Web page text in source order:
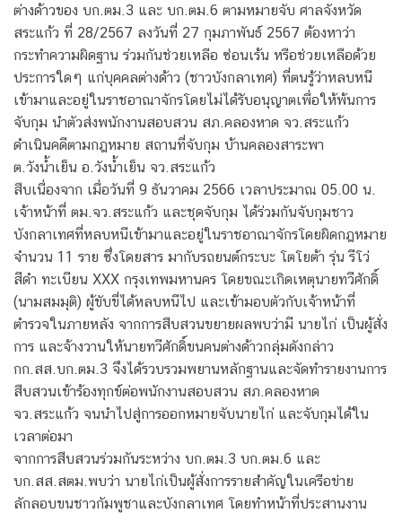
ต่างด้าวของ บก.ตม.3 และ บก.ตม.6 ตามหมายจับ ศาลจังหวัด
สระแก้ว ที่ 28/2567 ลงวันที่ 27 กุมภาพันธ์ 2567 ต้องหาว่า
กระทำความผิดฐาน ร่วมกันช่วยเหลือ ซ่อนเร้น หรือช่วยเหลือด้วย
ประการใดๆ แก่บุคคลต่างด้าว (ชาวบังกลาเทศ) ที่ตนรู้ว่าหลบหนี
เข้ามาและอยู่ในราชอาณาจักรโดยไม่ได้รับอนุญาตเพื่อให้พ้นการ
จับกุม นำตัวส่งพนักงานสอบสวน สภ.คลองหาด จว.สระแก้ว
ดำเนินคดีตามกฎหมาย สถานที่จับกุม บ้านคลองสาระพา
ต.วังน้ำเย็น อ.วังน้ำเย็น จว.สระแก้ว
สืบเนื่องจาก เมื่อวันที่ 9 ธันวาคม 2566 เวลาประมาณ 05.00 น.
เจ้าหน้าที่ ตม.จว.สระแก้ว และชุดจับกุม ได้ร่วมกันจับกุมชาว
บังกลาเทศที่หลบหนีเข้ามาและอยู่ในราชอาณาจักรโดยผิดกฎหมาย
จำนวน 11 ราย ซึ่งโดยสาร มากับรถยนต์กระบะ โตโยต้า รุ่น รีโว่
สีดำ ทะเบียน XXX กรุงเทพมหานคร โดยขณะเกิดเหตุนายทวีศักดิ์
(นามสมมุติ) ผู้ขับขี่ได้หลบหนีไป และเข้ามอบตัวกับเจ้าหน้าที่
ตำรวจในภายหลัง จากการสืบสวนขยายผลพบว่ามี นายไก่ เป็นผู้สั่ง
การ และจ้างวานให้นายทวีศักดิ์ขนคนต่างด้าวกลุ่มดังกล่าว
กก.สส.บก.ตม.3 จึงได้รวบรวมพยานหลักฐานและจัดทำรายงานการ
สืบสวนเข้าร้องทุกข์ต่อพนักงานสอบสวน สภ.คลองหาด
จว.สระแก้ว จนนำไปสู่การออกหมายจับนายไก่ และจับกุมได้ใน
เวลาต่อมา
จากการสืบสวนร่วมกันระหว่าง บก.ตม.3 บก.ตม.6 และ
บก.สส.สตม.พบว่า นายไก่เป็นผู้สั่งการรายสำคัญในเครือข่าย
ลักลอบขนชาวกัมพูชาและบังกลาเทศ โดยทำหน้าที่ประสานงาน